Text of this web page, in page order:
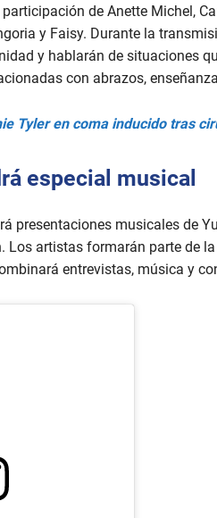
de Anette Michel,
y Faisy. Durante la
y hablarán de situaciones
con abrazos,
Tyler en coma inducido tras
especial musical
presentaciones musicales de
Los artistas formarán parte de
entrevistas, música y